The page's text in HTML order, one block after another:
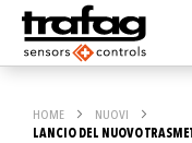
HOME
NUOVI
LANCIO DEL NUOVO